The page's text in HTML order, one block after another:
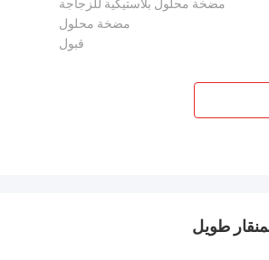
مضخة محلول بلاستيكية للزجاجة
مضخة محلول
قبول